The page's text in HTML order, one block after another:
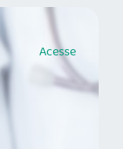
Acesse